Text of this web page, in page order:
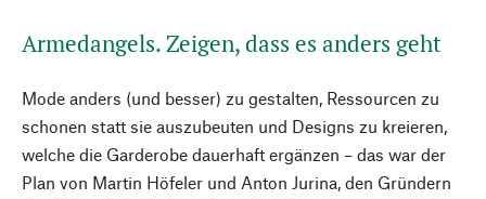
Armedangels. Zeigen, dass es anders geht
Mode anders (und besser) zu gestalten, Ressourcen zu
schonen statt sie auszubeuten und Designs zu kreieren,
welche die Garderobe dauerhaft ergänzen – das war der
Plan von Martin Höfeler und Anton Jurina, den Gründern